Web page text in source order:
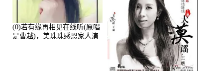
(0)若有缘再相见在线听(原唱
是曹越)，美珠珠感恩家人演